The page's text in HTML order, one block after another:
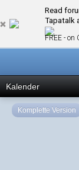
Read
Tapatalk
FREE - on
Kalender
Komplette Version